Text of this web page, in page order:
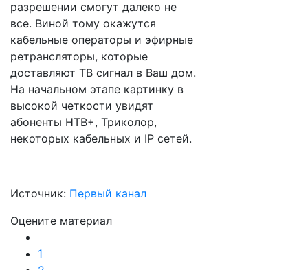
разрешении смогут далеко не
все. Виной тому окажутся
кабельные операторы и эфирные
ретрансляторы, которые
доставляют ТВ сигнал в Ваш дом.
На начальном этапе картинку в
высокой четкости увидят
абоненты НТВ+, Триколор,
некоторых кабельных и IP сетей.
Источник: Первый канал
Оцените материал
1